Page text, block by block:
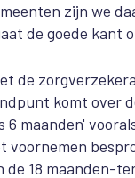
zijn we
de goede kant
de
komt over
6 maanden'
voornemen
18 maanden-